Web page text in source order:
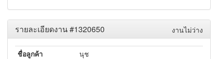
งานไม่ว่าง
รายละเอียดงาน #1320650
ชื่อลูกค้า
นุช